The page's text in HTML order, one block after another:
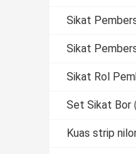
Sikat
Sikat
Sikat Rol
Set Sikat Bor
Kuas strip